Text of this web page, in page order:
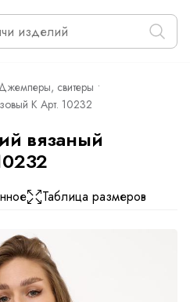
свитеры
К Арт. 10232
вязаный
Таблица размеров